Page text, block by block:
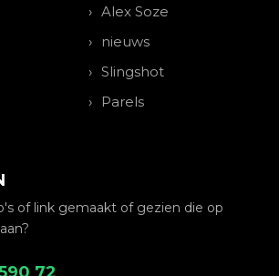
Alex Soze
nieuws
Slingshot
Parels
of link gemaakt of gezien die op